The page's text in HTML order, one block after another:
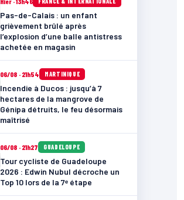
Pas-de-Calais : un enfant
grièvement brûlé après
l’explosion d’une balle antistress
achetée en magasin
06/08 · 21h54 MARTINIQUE
Incendie à Ducos : jusqu’à 7
hectares de la mangrove de
Génipa détruits, le feu désormais
maîtrisé
06/08 · 21h27 GUADELOUPE
Tour cycliste de Guadeloupe
2026 : Edwin Nubul décroche un
Top 10 lors de la 7ᵉ étape